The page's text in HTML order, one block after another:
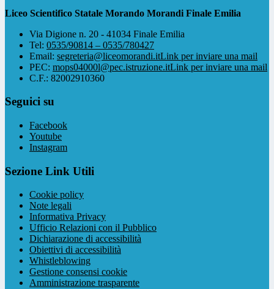
Liceo Scientifico Statale Morando Morandi Finale Emilia
Via Digione n. 20 - 41034 Finale Emilia
Tel: 0535/90814 – 0535/780427
Email: segreteria@liceomorandi.itLink per inviare una mail
PEC: mops04000l@pec.istruzione.itLink per inviare una mail
C.F.: 82002910360
Seguici su
Facebook
Youtube
Instagram
Sezione Link Utili
Cookie policy
Note legali
Informativa Privacy
Ufficio Relazioni con il Pubblico
Dichiarazione di accessibilità
Obiettivi di accessibilità
Whistleblowing
Gestione consensi cookie
Amministrazione trasparente